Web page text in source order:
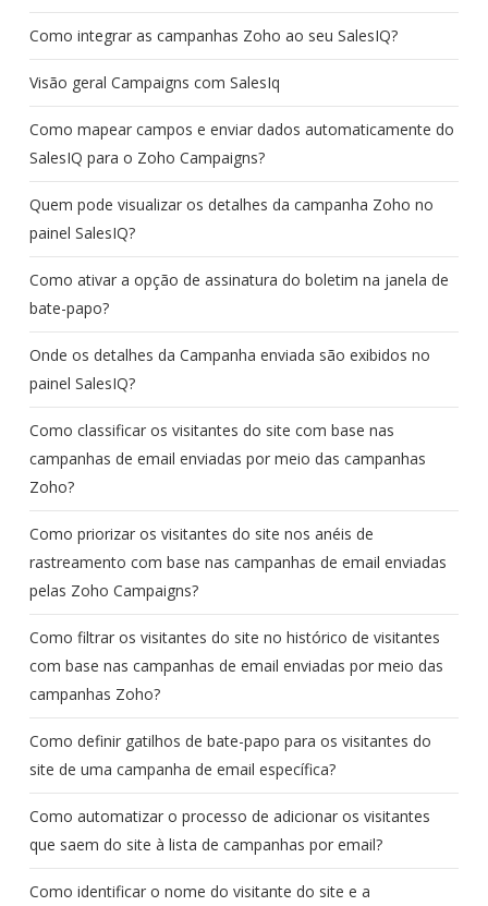
Como integrar as campanhas Zoho ao seu SalesIQ?
Visão geral Campaigns com SalesIq
Como mapear campos e enviar dados automaticamente do
SalesIQ para o Zoho Campaigns?
Quem pode visualizar os detalhes da campanha Zoho no
painel SalesIQ?
Como ativar a opção de assinatura do boletim na janela de
bate-papo?
Onde os detalhes da Campanha enviada são exibidos no
painel SalesIQ?
Como classificar os visitantes do site com base nas
campanhas de email enviadas por meio das campanhas
Zoho?
Como priorizar os visitantes do site nos anéis de
rastreamento com base nas campanhas de email enviadas
pelas Zoho Campaigns?
Como filtrar os visitantes do site no histórico de visitantes
com base nas campanhas de email enviadas por meio das
campanhas Zoho?
Como definir gatilhos de bate-papo para os visitantes do
site de uma campanha de email específica?
Como automatizar o processo de adicionar os visitantes
que saem do site à lista de campanhas por email?
Como identificar o nome do visitante do site e a